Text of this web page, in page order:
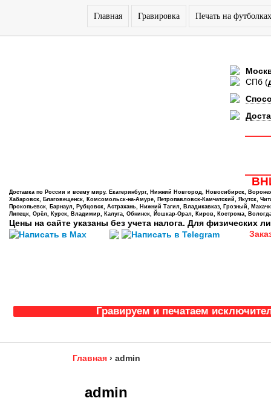
Главная Гравировка Печать на футболках
СПб (
Доставка по России и всему миру. Екатеринбург, Нижний Новгород, Новосибирск,
Хабаровск, Благовещенск, Комсомольск-на-Амуре, Петропавловск-Камчатский, Якутск,
Прокопьевск, Барнаул, Рубцовск, Астрахань, Нижний Тагил, Владикавказ, Грозный,
Липецк, Орёл, Курск, Владимир, Калуга, Обнинск, Йошкар-Орал, Киров, Кострома,
Цены на сайте указаны без учета налога. Для физических
Гравируем и печатаем
Главная › admin
admin